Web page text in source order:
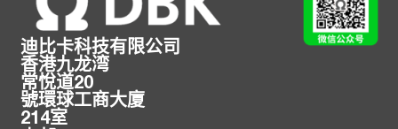
迪比卡科技有限公司
香港九龙湾
常悅道20
號環球工商大廈
214室